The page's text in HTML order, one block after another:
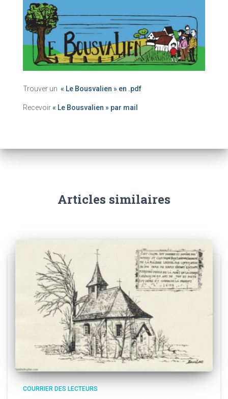
Trouver un « Le Bousvalien » en .pdf
Recevoir« Le Bousvalien » par mail
Articles similaires
COURRIER DES LECTEURS